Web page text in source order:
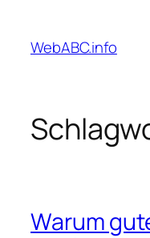
springen
WebABC.info
Warum